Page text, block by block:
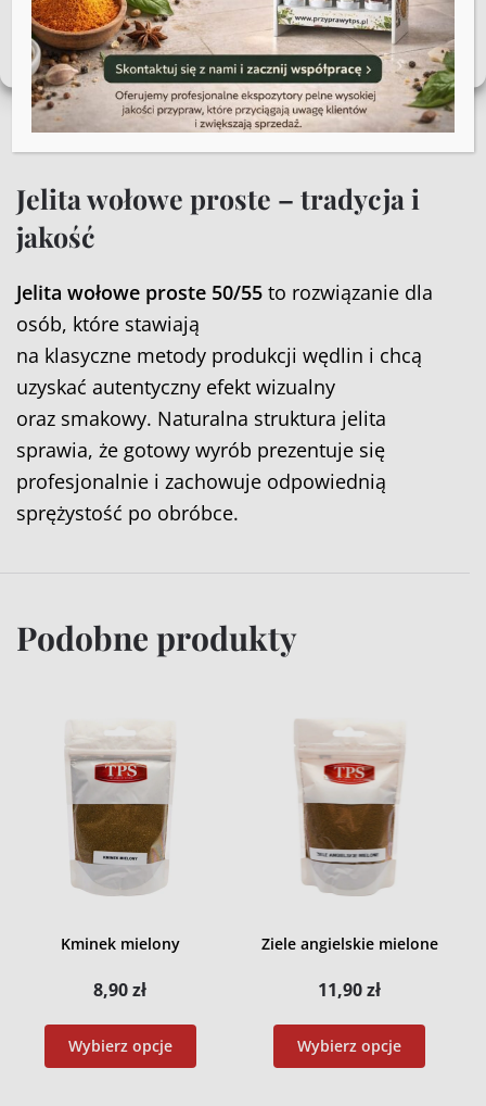
Zobacz preferencje
Polityka plików cookiesRegulamin sklepu
Przepłucz wnętrze jelita wodą przed
nałożeniem na lejek.
Nadziewaj równomiernie, kontrolując
stopień wypełnienia farszem.
Jelita wołowe proste – tradycja i
jakość
Jelita wołowe proste 50/55 to rozwiązanie dla
osób, które stawiają
na klasyczne metody produkcji wędlin i chcą
uzyskać autentyczny efekt wizualny
oraz smakowy. Naturalna struktura jelita
sprawia, że gotowy wyrób prezentuje się
profesjonalnie i zachowuje odpowiednią
sprężystość po obróbce.
Podobne produkty
Kminek mielony
8,90zł
Wybierz opcje
Ziele angielskie mielone
11,90zł
Wybierz opcje